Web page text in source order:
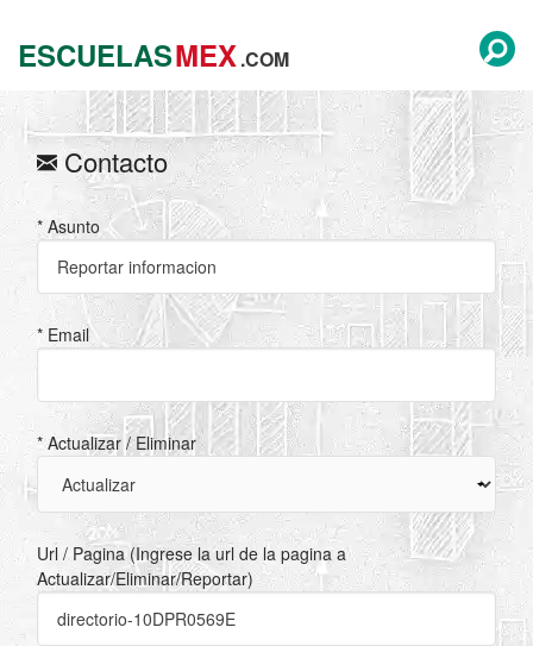
ESCUELASMEX.COM
Contacto
* Asunto
* Email
* Actualizar / Eliminar
Url / Pagina (Ingrese la url de la pagina a
Actualizar/Eliminar/Reportar)